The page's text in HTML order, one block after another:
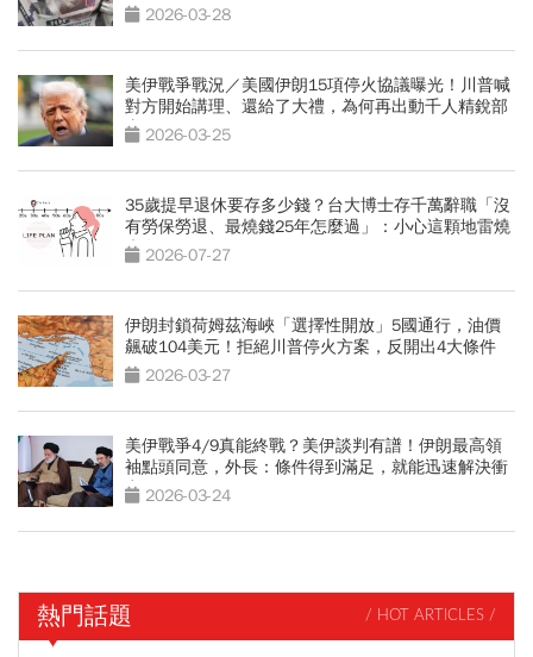
2026-03-28
美伊戰爭戰況／美國伊朗15項停火協議曝光！川普喊
對方開始講理、還給了大禮，為何再出動千人精銳部
隊？2026-03-25
35歲提早退休要存多少錢？台大博士存千萬辭職「沒
有勞保勞退、最燒錢25年怎麼過」：小心這顆地雷燒
光存款
2026-07-27
伊朗封鎖荷姆茲海峽「選擇性開放」5國通行，油價
飆破104美元！拒絕川普停火方案，反開出4大條件
2026-03-27
美伊戰爭4/9真能終戰？美伊談判有譜！伊朗最高領
袖點頭同意，外長：條件得到滿足，就能迅速解決衝
突 2026-03-24
熱門話題 / HOT ARTICLES /